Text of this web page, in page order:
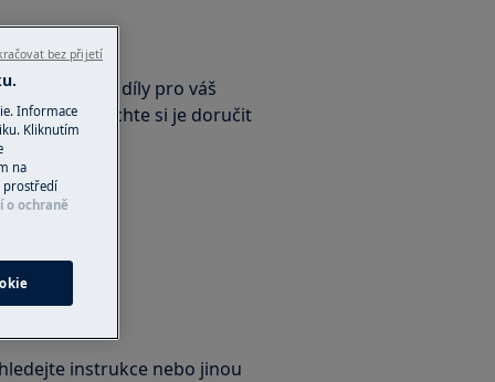
náhradní díly pro váš
shopu a nechte si je doručit
obchodu
instrukce nebo jinou
Informace
Kliknutím
na
prostředí
o ochraně
bez přijetí